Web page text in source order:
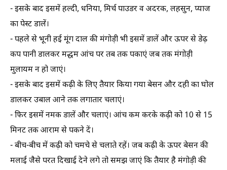
- इसके बाद इसमें हल्दी, धनिया, मिर्च पाउडर व अदरक, लहसुन, प्याज
का पेस्ट डालें।
- पहले से भूनी हई मूंग दाल की मंगोड़ी भी इसमें डालें और ऊपर से डेढ़
कप पानी डालकर मद्धम आंच पर तब तक पकाएं जब तक मंगोड़ी
मुलायम न हो जाएं।
- इसके बाद इसमें कढ़ी के लिए तैयार किया गया बेसन और दही का घोल
डालकर उबाल आने तक लगातार चलाएं।
- फिर इसमें नमक डालें और चलाएं। आंच कम करके कढ़ी को 10 से 15
मिनट तक आराम से पकने दें।
- बीच-बीच में कढ़ी को चमचे से चलाते रहें। जब कढ़ी के ऊपर बेसन की
मलाई जैसे परत दिखाई देने लगे तो समझ जाएं कि तैयार है मंगोड़ी की